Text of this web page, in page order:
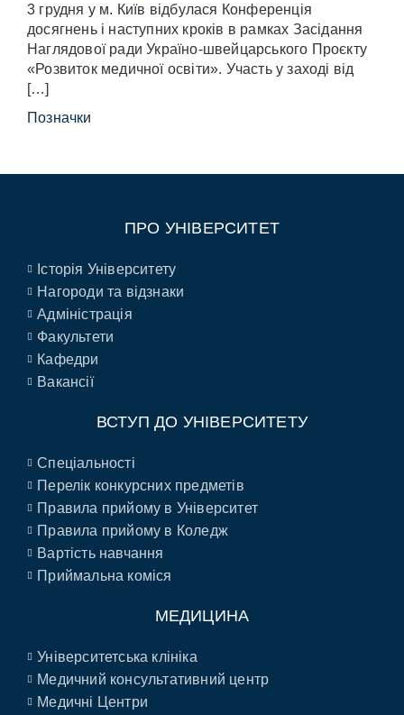
3 грудня у м. Київ відбулася Конференція
досягнень і наступних кроків в рамках Засідання
Наглядової ради Україно-швейцарського Проєкту
«Розвиток медичної освіти». Участь у заході від
[…]
Позначки
ПРО УНІВЕРСИТЕТ
Історія Університету
Нагороди та відзнаки
Адміністрація
Факультети
Кафедри
Вакансії
ВСТУП ДО УНІВЕРСИТЕТУ
Спеціальності
Перелік конкурсних предметів
Правила прийому в Університет
Правила прийому в Коледж
Вартість навчання
Приймальна коміся
МЕДИЦИНА
Університетська клініка
Медичний консультативний центр
Медичні Центри